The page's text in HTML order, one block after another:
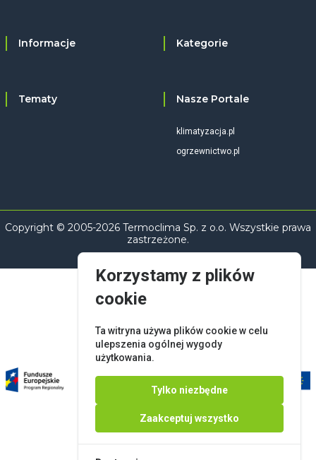
Informacje Kategorie
Tematy Nasze Portale
klimatyzacja.pl
ogrzewnictwo.pl
Copyright © 2005-2026 Termoclima Sp. z o.o. Wszystkie prawa
zastrzeżone.
Korzystamy z plików
cookie
Ta witryna używa plików cookie w celu
ulepszenia ogólnej wygody
użytkowania.
Tylko niezbędne
Zaakceptuj wszystko